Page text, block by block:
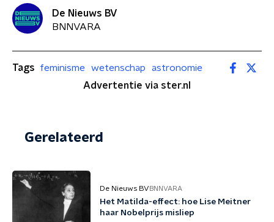
De Nieuws BV
BNNVARA
Tags feminisme wetenschap
astronomie
Advertentie via ster.nl
Gerelateerd
De Nieuws BV BNNVARA
Het Matilda-effect: hoe Lise Meitner
haar Nobelprijs misliep